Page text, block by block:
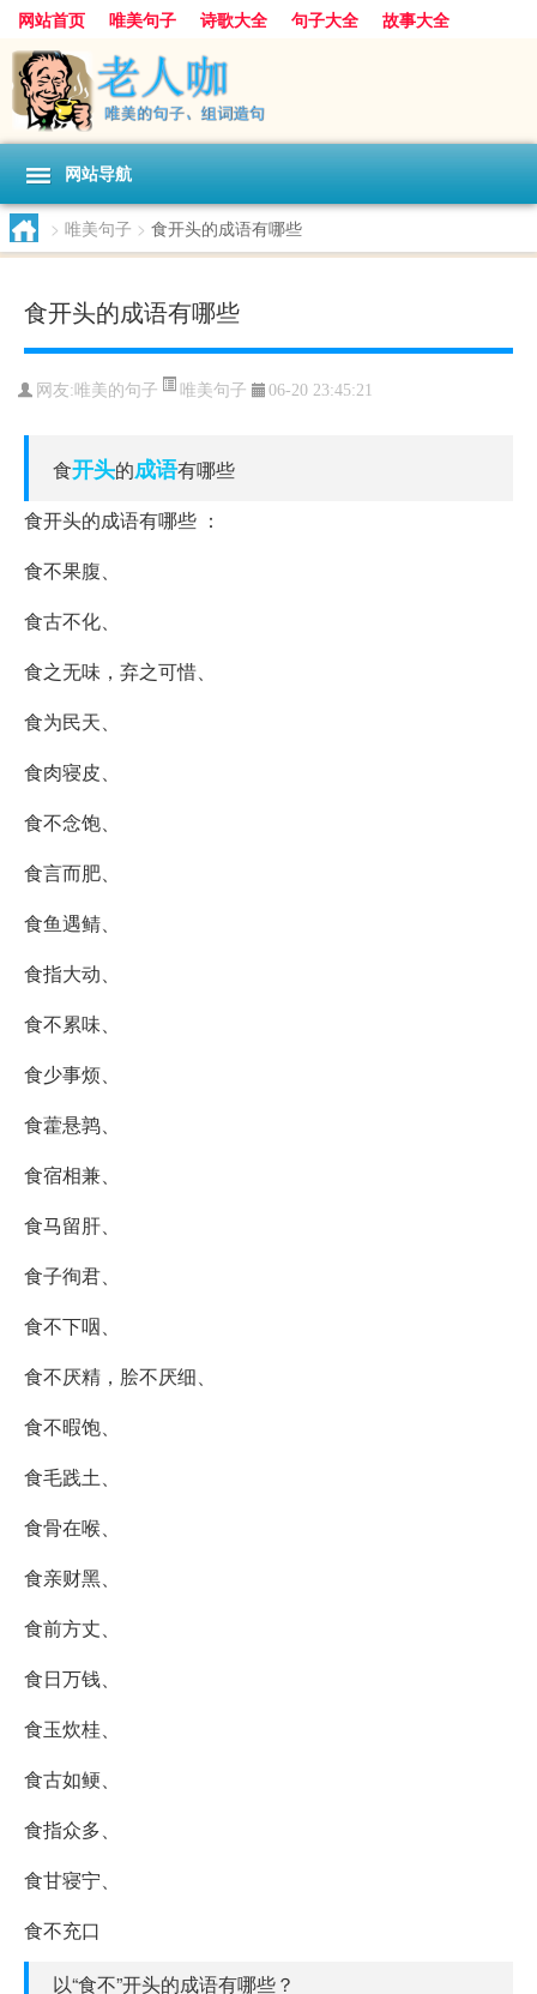
网站首页 唯美句子 诗歌大全 句子大全
故事大全
人生感悟
其他美文 美文欣赏
感人故事
句子分类
网站导航
> 唯美句子 > 食开头的成语有哪些
食开头的成语有哪些
网友: 唯美的句子 唯美句子 06-20 23:45:21
食开头的成语有哪些
食开头的成语有哪些 ：
食不果腹、
食古不化、
食之无味，弃之可惜、
食为民天、
食肉寝皮、
食不念饱、
食言而肥、
食鱼遇鲭、
食指大动、
食不累味、
食少事烦、
食藿悬鹑、
食宿相兼、
食马留肝、
食子徇君、
食不下咽、
食不厌精，脍不厌细、
食不暇饱、
食毛践土、
食骨在喉、
食亲财黑、
食前方丈、
食日万钱、
食玉炊桂、
食古如鲠、
食指众多、
食甘寝宁、
食不充口
以“食不”开头的成语有哪些？